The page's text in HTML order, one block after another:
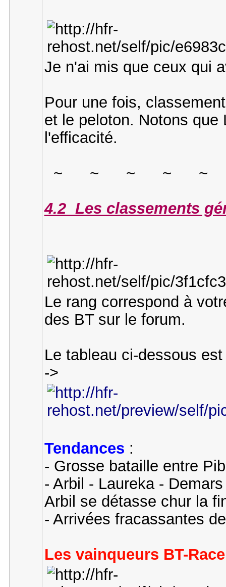
Je n'ai mis que ceux qui
Pour une fois,
et le peloton. Notons
l'efficacité.
~ ~ ~ ~ ~
4.2 Les classements
Le rang correspond à
des BT sur le forum.
Le tableau ci-dessous
->
Tendances :
- Grosse bataille entre
- Arbil - Laureka -
Arbil se détasse chur la
- Arrivées fracassantes
Les vainqueurs BT-